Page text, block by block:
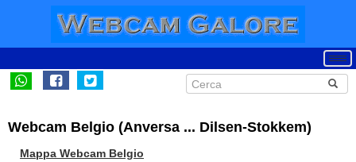
Webcam Belgio (Anversa ... Dilsen-Stokkem)
Mappa Webcam Belgio